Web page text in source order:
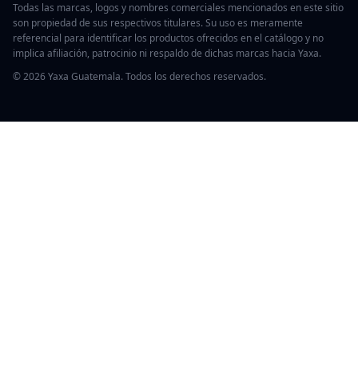
Todas las marcas, logos y nombres comerciales mencionados en este sitio
son propiedad de sus respectivos titulares. Su uso es meramente
referencial para identificar los productos ofrecidos en el catálogo y no
implica afiliación, patrocinio ni respaldo de dichas marcas hacia Yaxa.
© 2026 Yaxa Guatemala. Todos los derechos reservados.